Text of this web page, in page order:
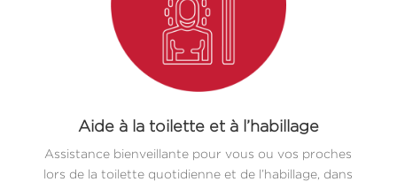
Aide à la toilette et à l’habillage
Assistance bienveillante pour vous ou vos proches
lors de la toilette quotidienne et de l’habillage, dans